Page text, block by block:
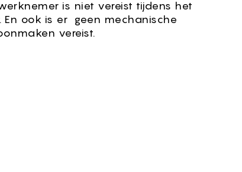
is niet vereist tijdens het
ook is er geen mechanische
vereist.